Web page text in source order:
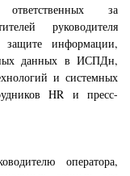
ответственных за
руководителя
защите информации,
данных в ИСПДн,
и системных
HR и пресс-
оператора,